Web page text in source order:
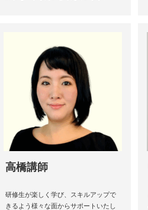
高橋講師
研修生が楽しく学び、スキルアップで
きるよう様々な面からサポートいたし